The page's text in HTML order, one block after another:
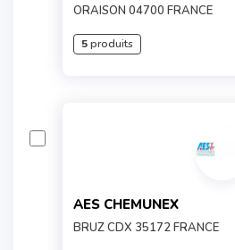
ORAISON 04700 FRANCE
5produits
AES CHEMUNEX
BRUZ CDX 35172 FRANCE